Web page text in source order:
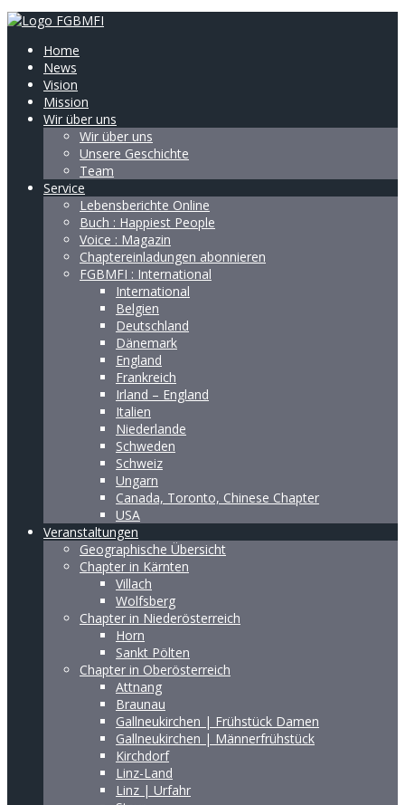
Home
News
Vision
Mission
Wir über uns
Wir über uns
Unsere Geschichte
Team
Service
Lebensberichte Online
Buch : Happiest People
Voice : Magazin
Chaptereinladungen abonnieren
FGBMFI : International
International
Belgien
Deutschland
Dänemark
England
Frankreich
Irland – England
Italien
Niederlande
Schweden
Schweiz
Ungarn
Canada, Toronto, Chinese Chapter
USA
Veranstaltungen
Geographische Übersicht
Chapter in Kärnten
Villach
Wolfsberg
Chapter in Niederösterreich
Horn
Sankt Pölten
Chapter in Oberösterreich
Attnang
Braunau
Gallneukirchen | Frühstück Damen
Gallneukirchen | Männerfrühstück
Kirchdorf
Linz-Land
Linz | Urfahr